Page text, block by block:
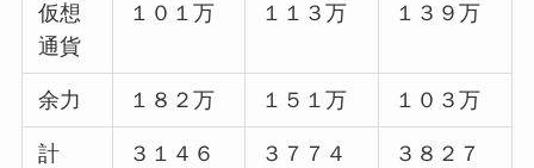
仮想
通貨
１０１万 １１３万 １３９万
余力 １８２万 １５１万 １０３万
計
３１４６
３７７４
３８２７